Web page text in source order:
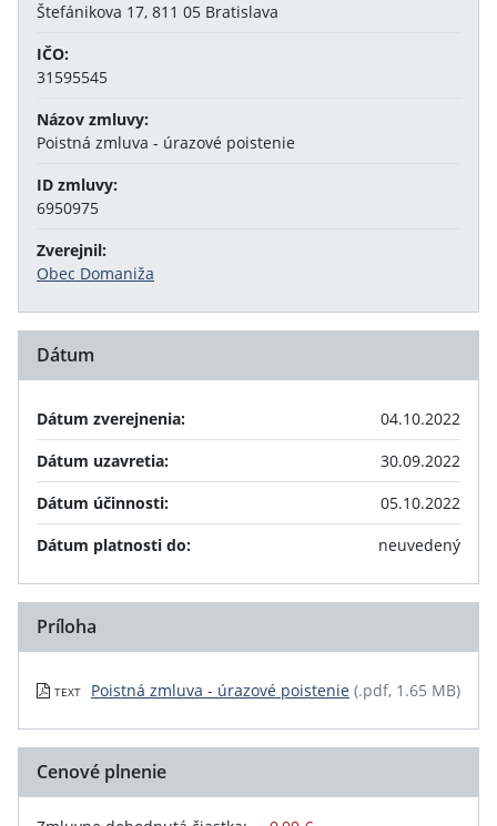
Štefánikova 17, 811 05 Bratislava
IČO:
31595545
Názov zmluvy:
Poistná zmluva - úrazové poistenie
ID zmluvy:
6950975
Zverejnil:
Obec Domaniža
Dátum
Dátum zverejnenia:
04.10.2022
Dátum uzavretia:
30.09.2022
Dátum účinnosti:
05.10.2022
Dátum platnosti do:
neuvedený
Príloha
TEXT Poistná zmluva - úrazové poistenie (.pdf, 1.65 MB)
Cenové plnenie